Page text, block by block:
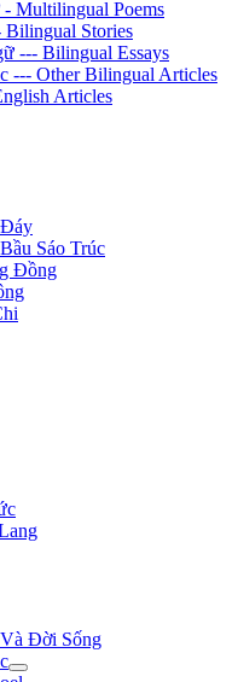
Multilingual Poems
Stories
--- Bilingual Essays
--- Other Bilingual Articles
Articles
Sáo Trúc
Đồng
Đời Sống